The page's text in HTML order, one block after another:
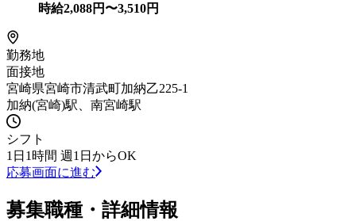
時給2,088円〜3,510円
勤務地
面接地
宮崎県宮崎市清武町加納乙225-1
加納(宮崎)駅、南宮崎駅
シフト
1日1時間 週1日からOK
応募画面に進む
募集職種・詳細情報